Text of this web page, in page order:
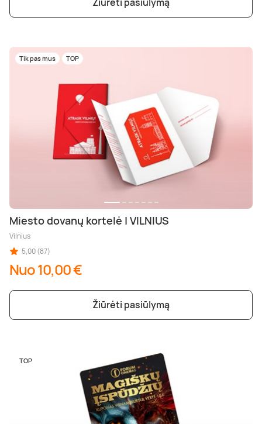
Tik pas mus TOP
Miesto dovanų kortelė | VILNIUS
Vilnius
5,00 (87)
Nuo 10,00 €
Žiūrėti pasiūlymą
TOP